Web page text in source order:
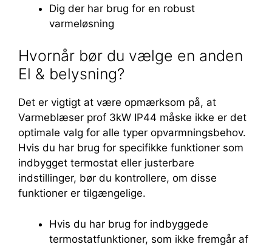
Dig der har brug for en robust
varmeløsning
Hvornår bør du vælge en anden
El & belysning?
Det er vigtigt at være opmærksom på, at
Varmeblæser prof 3kW IP44 måske ikke er det
optimale valg for alle typer opvarmningsbehov.
Hvis du har brug for specifikke funktioner som
indbygget termostat eller justerbare
indstillinger, bør du kontrollere, om disse
funktioner er tilgængelige.
Hvis du har brug for indbyggede
termostatfunktioner, som ikke fremgår af